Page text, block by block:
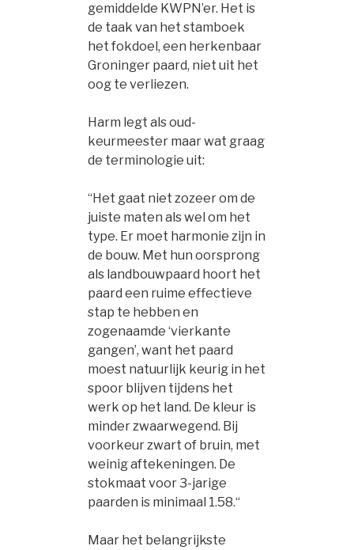
gemiddelde KWPN’er. Het is
de taak van het stamboek
het fokdoel, een herkenbaar
Groninger paard, niet uit het
oog te verliezen.
Harm legt als oud-
keurmeester maar wat graag
de terminologie uit:
“Het gaat niet zozeer om de
juiste maten als wel om het
type. Er moet harmonie zijn in
de bouw. Met hun oorsprong
als landbouwpaard hoort het
paard een ruime effectieve
stap te hebben en
zogenaamde ‘vierkante
gangen’, want het paard
moest natuurlijk keurig in het
spoor blijven tijdens het
werk op het land. De kleur is
minder zwaarwegend. Bij
voorkeur zwart of bruin, met
weinig aftekeningen. De
stokmaat voor 3-jarige
paarden is minimaal 1.58.“
Maar het belangrijkste